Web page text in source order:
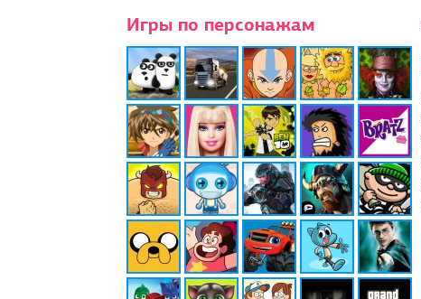
Игры по персонажам